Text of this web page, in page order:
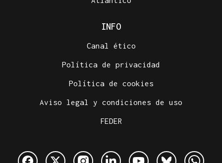
INFO
Canal ético
Política de privacidad
Política de cookies
Aviso legal y condiciones de uso
FEDER